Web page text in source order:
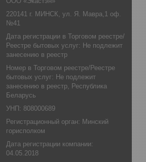
220141 г. МИНСК, ул. Я. Мавра,1 оф.
№41
Дата регистрации в Торговом реестре/
Реестре бытовых услуг: Не подлежит
занесению в реестр
Номер в Торговом реестре/Реестре
бытовых услуг: Не подлежит
занесению в реестр, Республика
Беларусь
УНП: 808000689
Регистрационный орган: Минский
горисполком
Дата регистрации компании:
04.05.2018